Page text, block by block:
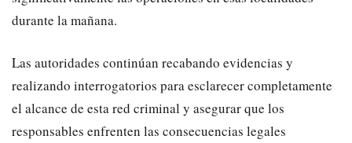
durante la mañana.
Las autoridades continúan recabando evidencias y
realizando interrogatorios para esclarecer completamente
el alcance de esta red criminal y asegurar que los
responsables enfrenten las consecuencias legales